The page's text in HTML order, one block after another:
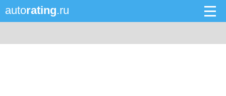
autorating.ru